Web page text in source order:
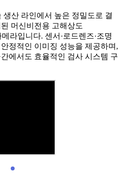
산 라인에서 높은 정밀도로 결
머신비전용 고해상도
메라입니다. 센서·로드렌즈·조명
정적인 이미징 성능을 제공하며,
에서도 효율적인 검사 시스템 구